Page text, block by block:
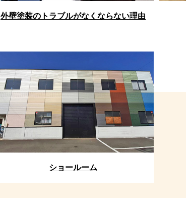
外壁塗装のトラブルがなくならない理由
ショールーム